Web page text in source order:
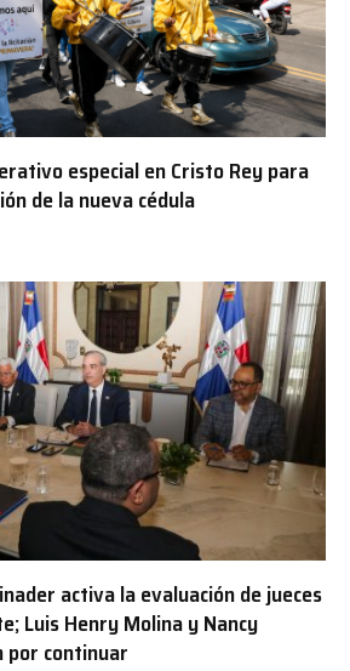
especial en Cristo Rey para
de la nueva cédula
activa la evaluación de jueces
Luis Henry Molina y Nancy
por continuar